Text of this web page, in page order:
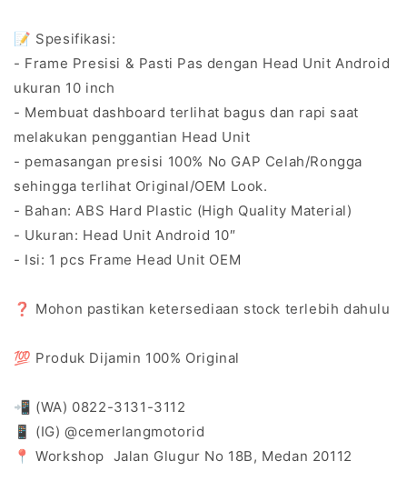
📝 Spesifikasi:
- Frame Presisi & Pasti Pas dengan Head Unit Android
ukuran 10 inch
- Membuat dashboard terlihat bagus dan rapi saat
melakukan penggantian Head Unit
- pemasangan presisi 100% No GAP Celah/Rongga
sehingga terlihat Original/OEM Look.
- Bahan: ABS Hard Plastic (High Quality Material)
- Ukuran: Head Unit Android 10″
- Isi: 1 pcs Frame Head Unit OEM
❓ Mohon pastikan ketersediaan stock terlebih dahulu
💯 Produk Dijamin 100% Original
📲 (WA) 0822-3131-3112
📱 (IG) @cemerlangmotorid
📍 Workshop Jalan Glugur No 18B, Medan 20112